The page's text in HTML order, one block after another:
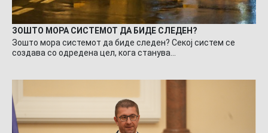
ЗОШТО МОРА СИСТЕМОТ ДА БИДЕ СЛЕДЕН?
Зошто мора системот да биде следен? Секој систем се
создава со одредена цел, кога станува…